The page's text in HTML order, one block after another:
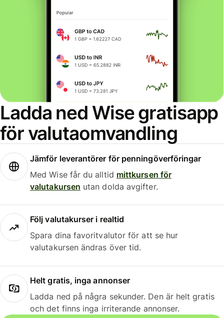
Ladda ned Wise gratisapp
för valutaomvandling
Jämför leverantörer för penningöverföringar
Med Wise får du alltid mittkursen för
valutakursen utan dolda avgifter.
Följ valutakurser i realtid
Spara dina favoritvalutor för att se hur
valutakursen ändras över tid.
Helt gratis, inga annonser
Ladda ned på några sekunder. Den är helt gratis
och det finns inga irriterande annonser.